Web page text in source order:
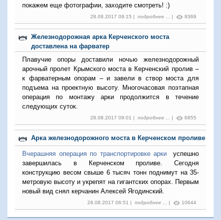
покажем еще фотографии, заходите смотреть! :)
28.08.2017 09:15 | подробнее ... | 9369
Железнодорожная арка Керченского моста
доставлена на фарватер
Плавучие опоры доставили ночью железнодорожный
арочный пролет Крымского моста в Керченский пролив –
к фарватерным опорам – и завели в створ моста для
подъема на проектную высоту. Многочасовая поэтапная
операция по монтажу арки продолжится в течение
следующих суток.
28.08.2017 09:01 | подробнее ... | 6855
Арка железнодорожного моста в Керченском проливе
Вчерашняя операция по транспортировке арки успешно
завершилась в Керченском проливе. Сегодня
конструкцию весом свыше 6 тысяч тонн поднимут на 35-
метровую высоту и укрепят на гигантских опорах. Первым
новый вид снял керчанин Алексей Ягодинский.
28.08.2017 06:51 | подробнее ... | 10644